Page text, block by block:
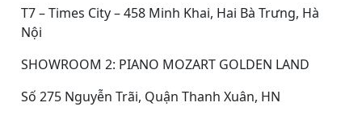
T7 – Times City – 458 Minh Khai, Hai Bà Trưng, Hà
Nội
SHOWROOM 2: PIANO MOZART GOLDEN LAND
Số 275 Nguyễn Trãi, Quận Thanh Xuân, HN